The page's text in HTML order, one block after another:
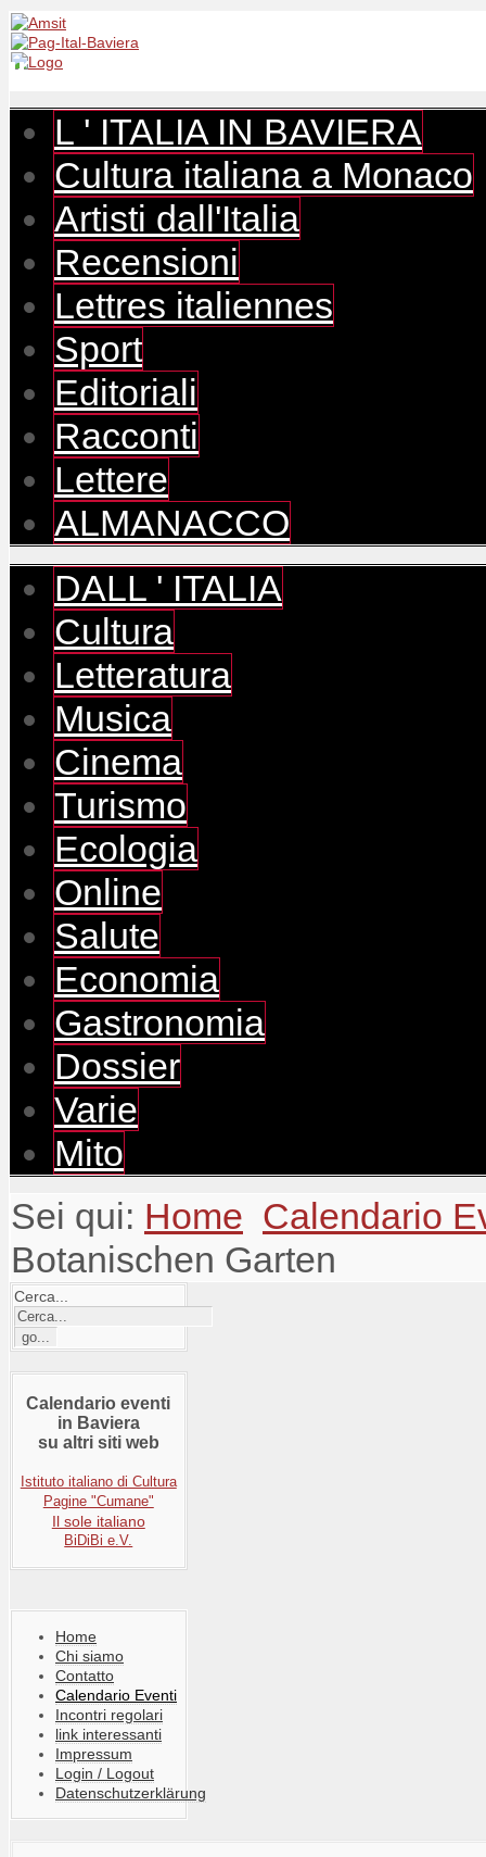
L ' ITALIA IN BAVIERA
Cultura italiana a Monaco
Artisti dall'Italia
Recensioni
Lettres italiennes
Sport
Editoriali
Racconti
Lettere
ALMANACCO
DALL ' ITALIA
Cultura
Letteratura
Musica
Cinema
Turismo
Ecologia
Online
Salute
Economia
Gastronomia
Dossier
Varie
Mito
Sei qui: Home Calendario
Botanischen Garten
Cerca...
Calendario eventi
in Baviera
su altri siti web
Istituto italiano di Cultura
Pagine "Cumane"
Il sole italiano
BiDiBi e.V.
Home
Chi siamo
Contatto
Calendario Eventi
Incontri regolari
link interessanti
Impressum
Login / Logout
Datenschutzerklärung